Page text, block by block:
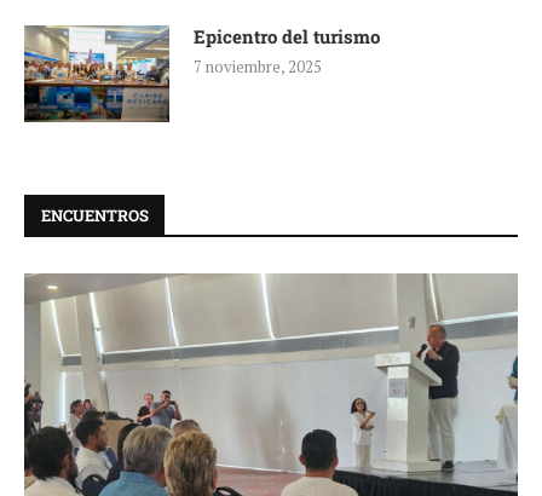
Epicentro del turismo
7 noviembre, 2025
ENCUENTROS